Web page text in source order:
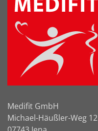
Medifit GmbH
Michael-Häußler-Weg 12